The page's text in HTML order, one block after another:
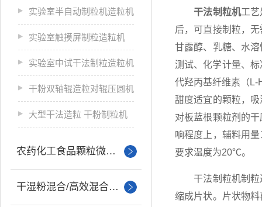
实验室半自动制粒机造粒机
实验室触摸屏制粒造粒机
实验室中试干法制粒造粒机
干粉双轴辊造粒对辊压圆机
大型干法造粒 干粉制粒机
农药化工食品颗粒微丸制粒
干湿粉混合/高效混合设备
干法制粒机工艺
后，可直接制粒，
甘露醇、乳糖、水
测试、化学计量、
代羟丙基纤维素（
甜度适宜的颗粒，
对板蓝根颗粒剂的
响程度上，辅料用
要求温度为20℃。
干法制粒机制粒过
缩成片状。片状物